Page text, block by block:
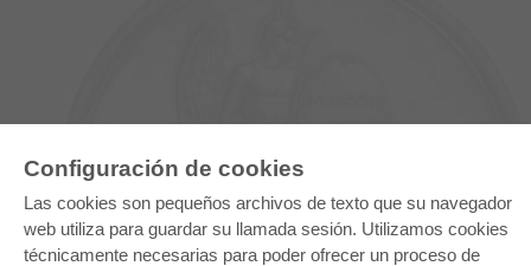
Configuración de cookies
Las cookies son pequeños archivos de texto que su navegador
web utiliza para guardar su llamada sesión. Utilizamos cookies
técnicamente necesarias para poder ofrecer un proceso de
E-COLLECTION
Paquete entero